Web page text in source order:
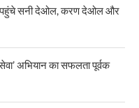
पहुंचे सनी देओल, करण देओल और
अभियान का सफलता पूर्वक